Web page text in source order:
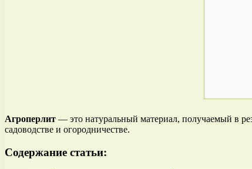
Агроперлит — это натуральный материал, получаемый в
садоводстве и огородничестве.
Содержание статьи: